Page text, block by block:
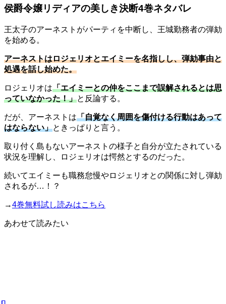
侯爵令嬢リディアの美しき決断4巻ネタバレ
王太子のアーネストがパーティを中断し、王城勤務者の弾劾
を始める。
アーネストはロジェリオとエイミーを名指しし、弾劾事由と
処遇を話し始めた。
ロジェリオは「エイミーとの仲をここまで誤解されるとは思
っていなかった！」と反論する。
だが、アーネストは「自覚なく周囲を傷付ける行動はあって
はならない」ときっぱりと言う。
取り付く島もないアーネストの様子と自分が立たされている
状況を理解し、ロジェリオは愕然とするのだった。
続いてエイミーも職務怠慢やロジェリオとの関係に対し弾劾
されるが…！？
→4巻無料試し読みはこちら
あわせて読みたい